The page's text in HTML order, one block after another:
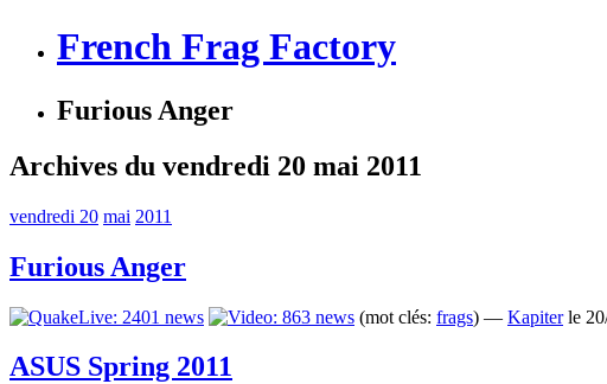
French Frag Factory
Furious Anger
Archives du vendredi 20 mai 2011
vendredi 20 mai 2011
Furious Anger
(mot clés: frags) — Kapiterle
ASUS Spring 2011